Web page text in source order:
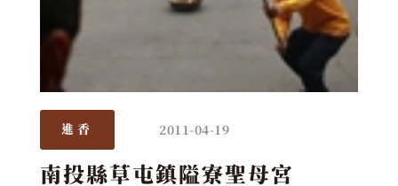
進香 2011-04-19
南投縣草屯鎮隘寮聖母宮